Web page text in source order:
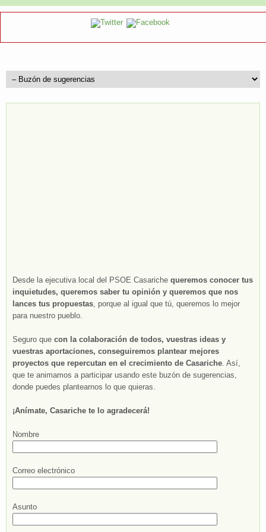
Desde la ejecutiva local del PSOE Casariche queremos conocer tus
inquietudes, queremos saber tu opinión y queremos que nos
lances tus propuestas, porque al igual que tú, queremos lo mejor
para nuestro pueblo.
Seguro que con la colaboración de todos, vuestras ideas y
vuestras aportaciones, conseguiremos plantear mejores
proyectos que repercutan en el crecimiento de Casariche. Así,
que te animamos a participar usando este buzón de sugerencias,
donde puedes plantearnos lo que quieras.
¡Anímate, Casariche te lo agradecerá!
Nombre
Correo electrónico
Asunto